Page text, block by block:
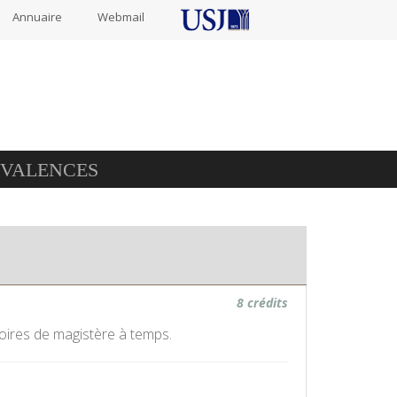
Annuaire Webmail
8 crédits
de magistère à temps.